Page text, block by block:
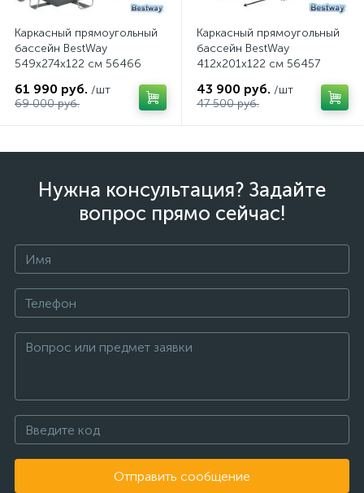
Каркасный прямоугольный
бассейн BestWay
549х274х122 см 56466
61 990 руб. /шт
69 000 руб.
Каркасный прямоугольный
бассейн BestWay
412x201x122 см 56457
43 900 руб. /шт
47 500 руб.
Нужна консультация? Задайте
вопрос прямо сейчас!
Отправить сообщение